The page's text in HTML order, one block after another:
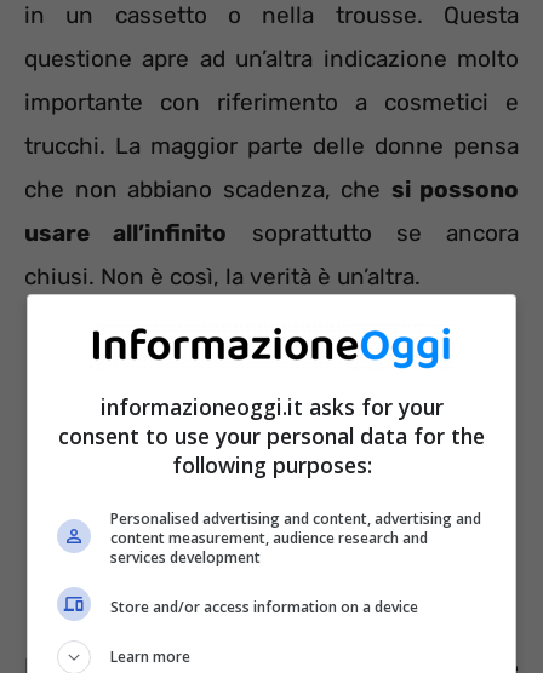
in un cassetto o nella trousse. Questa
questione apre ad un’altra indicazione molto
importante con riferimento a cosmetici e
trucchi. La maggior parte delle donne pensa
che non abbiano scadenza, che si possono
usare all’infinito soprattutto se ancora
chiusi. Non è così, la verità è un’altra.
informazioneoggi.it asks for your
consent to use your personal data for the
following purposes:
Personalised advertising and content, advertising and
content measurement, audience research and
services development
Store and/or access information on a device
Learn more